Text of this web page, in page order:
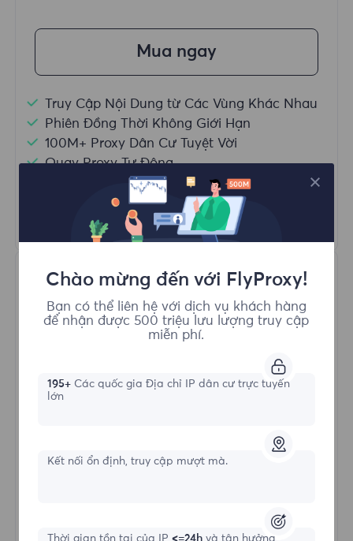
Mua ngay
Truy Cập Nội Dung từ Các Vùng Khác Nhau
Phiên Đồng Thời Không Giới Hạn
100M+ Proxy Dân Cư Tuyệt Vời
Quay Proxy Tự Động
HTTP(S)/SOCKS5
Tìm hiểu thêm
Proxy Dân cư Không giới hạn
$?
Chào mừng đến với FlyProxy!
Bạn có thể liên hệ với dịch vụ khách hàng
để nhận được 500 triệu lưu lượng truy cập
miễn phí.
195+Các quốc gia Địa chỉ IP dân cư trực tuyến
lớn
Kết nối ổn định, truy cập mượt mà.
Thời gian tồn tại của IP <=24h và tận hưởng